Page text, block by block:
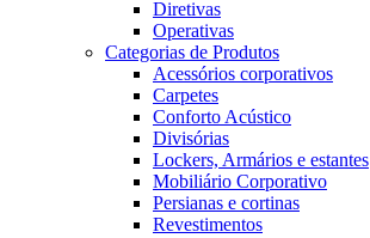
Diretivas
Operativas
Categorias de Produtos
Acessórios corporativos
Carpetes
Conforto Acústico
Divisórias
Lockers, Armários e estantes
Mobiliário Corporativo
Persianas e cortinas
Revestimentos